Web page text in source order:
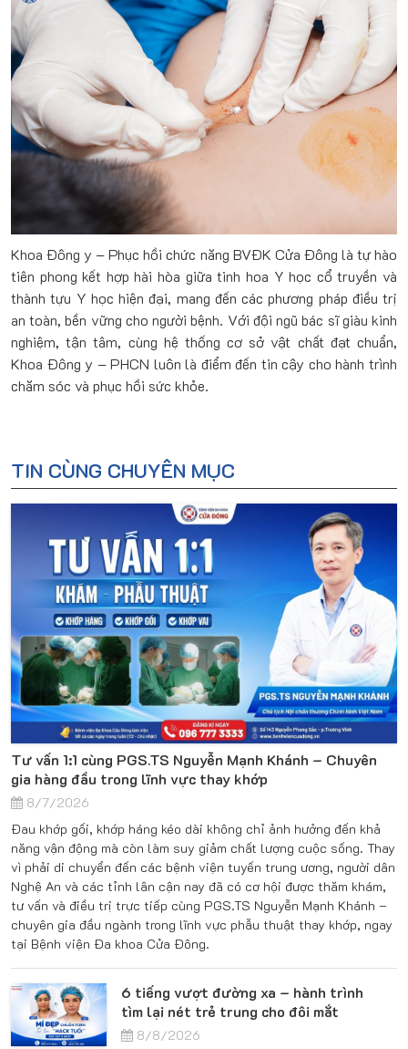
Khoa Đông y – Phục hồi chức năng BVĐK Cửa Đông là tự hào
tiên phong kết hợp hài hòa giữa tinh hoa Y học cổ truyền và
thành tựu Y học hiện đại, mang đến các phương pháp điều trị
an toàn, bền vững cho người bệnh. Với đội ngũ bác sĩ giàu kinh
nghiệm, tận tâm, cùng hệ thống cơ sở vật chất đạt chuẩn,
Khoa Đông y – PHCN luôn là điểm đến tin cậy cho hành trình
chăm sóc và phục hồi sức khỏe.
TIN CÙNG CHUYÊN MỤC
Tư vấn 1:1 cùng PGS.TS Nguyễn Mạnh Khánh – Chuyên
gia hàng đầu trong lĩnh vực thay khớp
8/7/2026
Đau khớp gối, khớp háng kéo dài không chỉ ảnh hưởng đến khả
năng vận động mà còn làm suy giảm chất lượng cuộc sống. Thay
vì phải di chuyển đến các bệnh viện tuyến trung ương, người dân
Nghệ An và các tỉnh lân cận nay đã có cơ hội được thăm khám,
tư vấn và điều trị trực tiếp cùng PGS.TS Nguyễn Mạnh Khánh –
chuyên gia đầu ngành trong lĩnh vực phẫu thuật thay khớp, ngay
tại Bệnh viện Đa khoa Cửa Đông.
6 tiếng vượt đường xa – hành trình
tìm lại nét trẻ trung cho đôi mắt
8/8/2026